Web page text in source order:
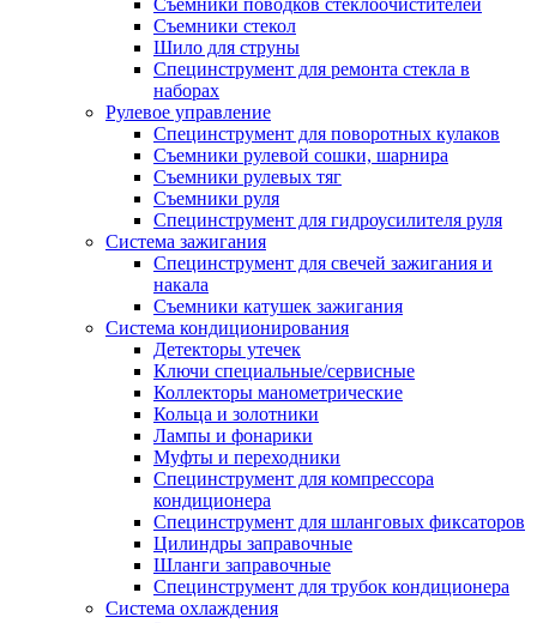
Съемники поводков стеклоочистителей
Съемники стекол
Шило для струны
Специнструмент для ремонта стекла в
наборах
Рулевое управление
Специнструмент для поворотных кулаков
Съемники рулевой сошки, шарнира
Съемники рулевых тяг
Съемники руля
Специнструмент для гидроусилителя руля
Система зажигания
Специнструмент для свечей зажигания и
накала
Съемники катушек зажигания
Система кондиционирования
Детекторы утечек
Ключи специальные/сервисные
Коллекторы манометрические
Кольца и золотники
Лампы и фонарики
Муфты и переходники
Специнструмент для компрессора
кондиционера
Специнструмент для шланговых фиксаторов
Цилиндры заправочные
Шланги заправочные
Специнструмент для трубок кондиционера
Система охлаждения